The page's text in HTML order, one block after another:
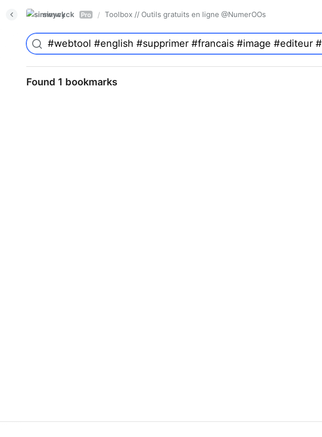
simwyck Pro / Toolbox // Outils gratuits en ligne @NumerOOs
Found 1 bookmarks